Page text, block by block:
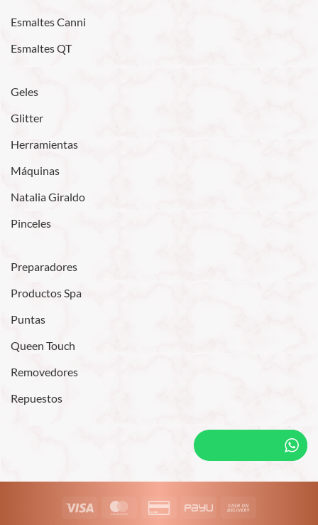
Esmaltes Canni
Esmaltes QT
Geles
Glitter
Herramientas
Máquinas
Natalia Giraldo
Pinceles
Preparadores
Productos Spa
Puntas
Queen Touch
Removedores
Repuestos
Visa MasterCardCredit
PayU